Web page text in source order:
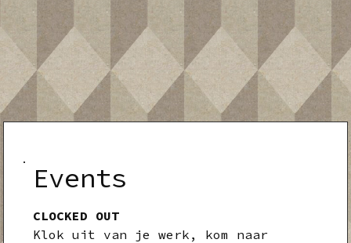
Events
CLOCKED OUT
Klok uit van je werk, kom naar